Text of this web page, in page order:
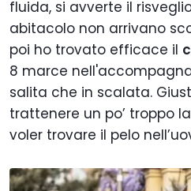
fluida, si avverte il
abitacolo non arrivano
poi ho trovato efficace il
8 marce
salita che in scalata.
trattenere un po’ troppo
voler trovare il pelo